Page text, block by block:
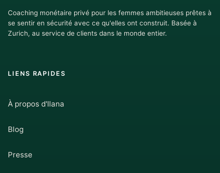
Coaching monétaire privé pour les femmes ambitieuses prêtes à
se sentir en sécurité avec ce qu'elles ont construit. Basée à
Zurich, au service de clients dans le monde entier.
LIENS RAPIDES
À propos d'Ilana
Blog
Presse